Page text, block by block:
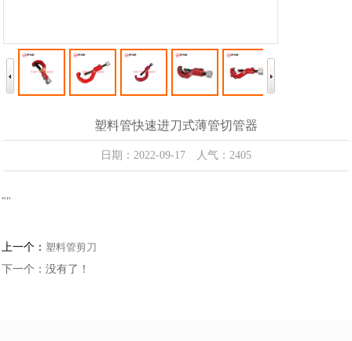
塑料管快速进刀式薄管切管器
日期：2022-09-17 人气：2405
""
上一个： 塑料管剪刀
下一个：没有了！